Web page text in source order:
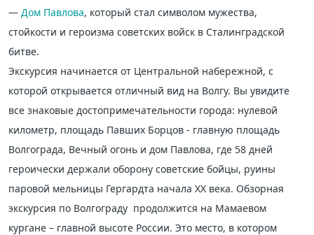
— Дом Павлова, который стал символом мужества,
стойкости и героизма советских войск в Сталинградской
битве.
Экскурсия начинается от Центральной набережной, с
которой открывается отличный вид на Волгу. Вы увидите
все знаковые достопримечательности города: нулевой
километр, площадь Павших Борцов - главную площадь
Волгограда, Вечный огонь и дом Павлова, где 58 дней
героически держали оборону советские бойцы, руины
паровой мельницы Гергардта начала XX века. Обзорная
экскурсия по Волгограду продолжится на Мамаевом
кургане – главной высоте России. Это место, в котором